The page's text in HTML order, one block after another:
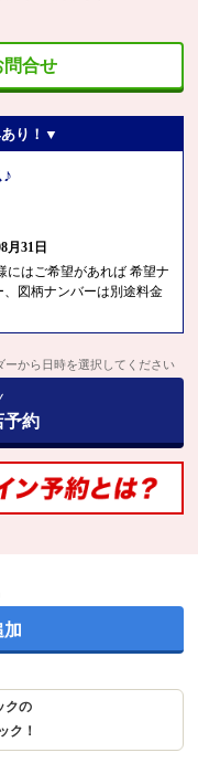
問合せ
り！▼
月31日
にはご希望があれば 希望ナ
図柄ナンバーは別途料金
ーから日時を選択してください
予約
加
クの
ク！